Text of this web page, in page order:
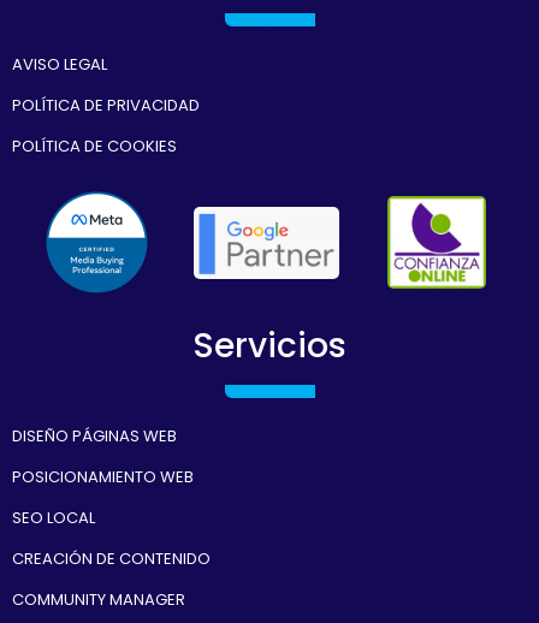
AVISO LEGAL
POLÍTICA DE PRIVACIDAD
POLÍTICA DE COOKIES
Servicios
DISEÑO PÁGINAS WEB
POSICIONAMIENTO WEB
SEO LOCAL
CREACIÓN DE CONTENIDO
COMMUNITY MANAGER